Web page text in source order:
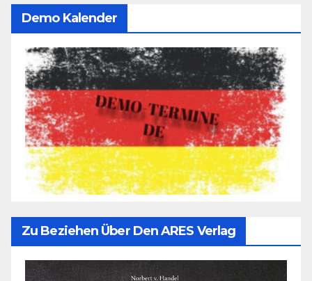
Demo Kalender
Zu Beziehen Über Den ARES Verlag